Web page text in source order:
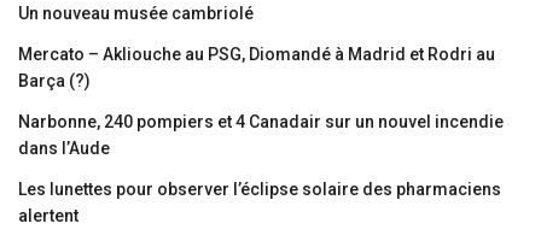
Un nouveau musée cambriolé
Mercato – Akliouche au PSG, Diomandé à Madrid et Rodri au
Barça (?)
Narbonne, 240 pompiers et 4 Canadair sur un nouvel incendie
dans l’Aude
Les lunettes pour observer l’éclipse solaire des pharmaciens
alertent